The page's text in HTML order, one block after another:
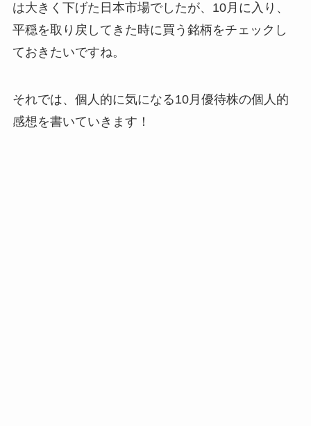
は大きく下げた日本市場でしたが、10月に入り、
平穏を取り戻してきた時に買う銘柄をチェックし
ておきたいですね。
それでは、個人的に気になる10月優待株の個人的
感想を書いていきます！